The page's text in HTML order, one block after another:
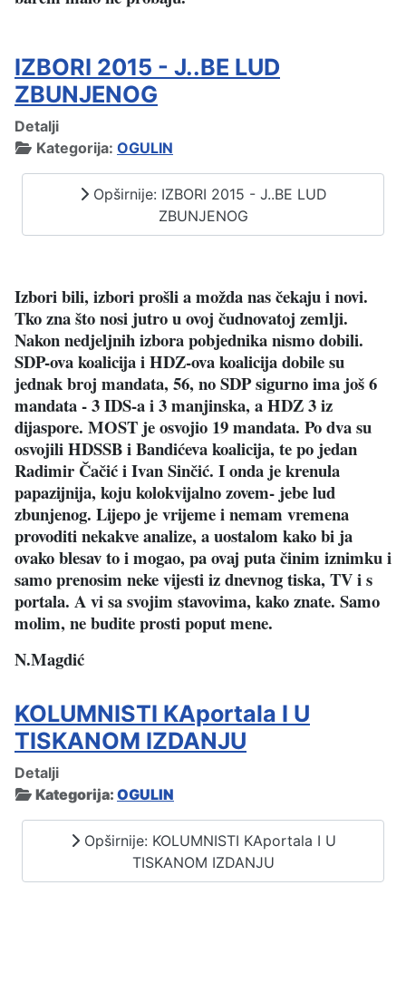
IZBORI 2015 - J..BE LUD
ZBUNJENOG
Detalji
Kategorija: OGULIN
Opširnije: IZBORI 2015 - J..BE LUD
ZBUNJENOG
Izbori bili, izbori prošli a možda nas čekaju i novi.
Tko zna što nosi jutro u ovoj čudnovatoj zemlji.
Nakon nedjeljnih izbora pobjednika nismo dobili.
SDP-ova koalicija i HDZ-ova koalicija dobile su
jednak broj mandata, 56, no SDP sigurno ima još 6
mandata - 3 IDS-a i 3 manjinska, a HDZ 3 iz
dijaspore. MOST je osvojio 19 mandata. Po dva su
osvojili HDSSB i Bandićeva koalicija, te po jedan
Radimir Čačić i Ivan Sinčić. I onda je krenula
papazijnija, koju kolokvijalno zovem- jebe lud
zbunjenog. Lijepo je vrijeme i nemam vremena
provoditi nekakve analize, a uostalom kako bi ja
ovako blesav to i mogao, pa ovaj puta činim iznimku i
samo prenosim neke vijesti iz dnevnog tiska, TV i s
portala. A vi sa svojim stavovima, kako znate. Samo
molim, ne budite prosti poput mene.
N.Magdić
KOLUMNISTI KAportala I U
TISKANOM IZDANJU
Detalji
Kategorija: OGULIN
Opširnije: KOLUMNISTI KAportala I U
TISKANOM IZDANJU